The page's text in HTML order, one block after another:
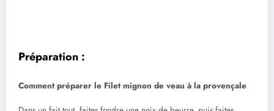
Préparation :
Comment préparer le Filet mignon de veau à la provençale